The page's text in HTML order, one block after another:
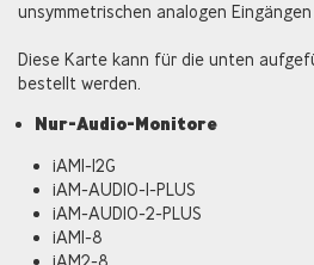
unsymmetrischen analogen Eingängen
Diese Karte kann für die unten
bestellt werden.
Nur-Audio-Monitore
iAM1-12G
iAM-AUDIO-1-PLUS
iAM-AUDIO-2-PLUS
iAM1-8
iAM2-8